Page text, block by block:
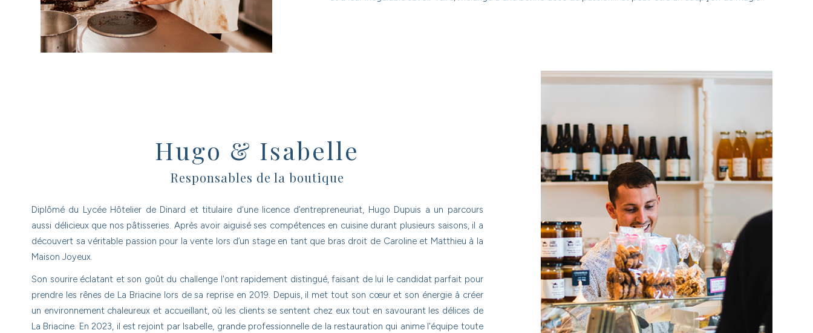
Hugo & Isabelle
Responsables de la boutique
Diplômé du Lycée Hôtelier de Dinard et titulaire d'une licence d’entrepreneuriat, Hugo Dupuis a un parcours
aussi délicieux que nos pâtisseries. Après avoir aiguisé ses compétences en cuisine durant plusieurs saisons, il a
découvert sa véritable passion pour la vente lors d’un stage en tant que bras droit de Caroline et Matthieu à la
Maison Joyeux.
Son sourire éclatant et son goût du challenge l'ont rapidement distingué, faisant de lui le candidat parfait pour
prendre les rênes de La Briacine lors de sa reprise en 2019. Depuis, il met tout son cœur et son énergie à créer
un environnement chaleureux et accueillant, où les clients se sentent chez eux tout en savourant les délices de
La Briacine. En 2023, il est rejoint par Isabelle, grande professionnelle de la restauration qui anime l'équipe toute